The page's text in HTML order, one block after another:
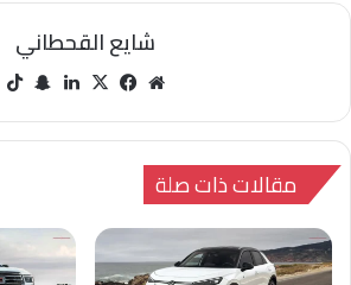
شايع القحطاني
مو
الوي
في
وك
‫X لينك سنا
تشا
مقالات ذات صلة